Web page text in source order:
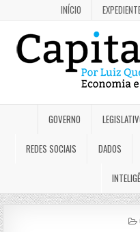
INÍCIO
GOVERNO
REDES SOCIAIS DADOS